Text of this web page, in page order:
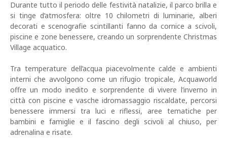
Durante tutto il periodo delle festività natalizie, il parco brilla e
si tinge d’atmosfera: oltre 10 chilometri di luminarie, alberi
decorati e scenografie scintillanti fanno da cornice a scivoli,
piscine e zone benessere, creando un sorprendente Christmas
Village acquatico.
Tra temperature dell’acqua piacevolmente calde e ambienti
interni che avvolgono come un rifugio tropicale, Acquaworld
offre un modo inedito e sorprendente di vivere l’inverno in
città con piscine e vasche idromassaggio riscaldate, percorsi
benessere immersi tra luci e riflessi, aree tematiche per
bambini e famiglie e il fascino degli scivoli al chiuso, per
adrenalina e risate.